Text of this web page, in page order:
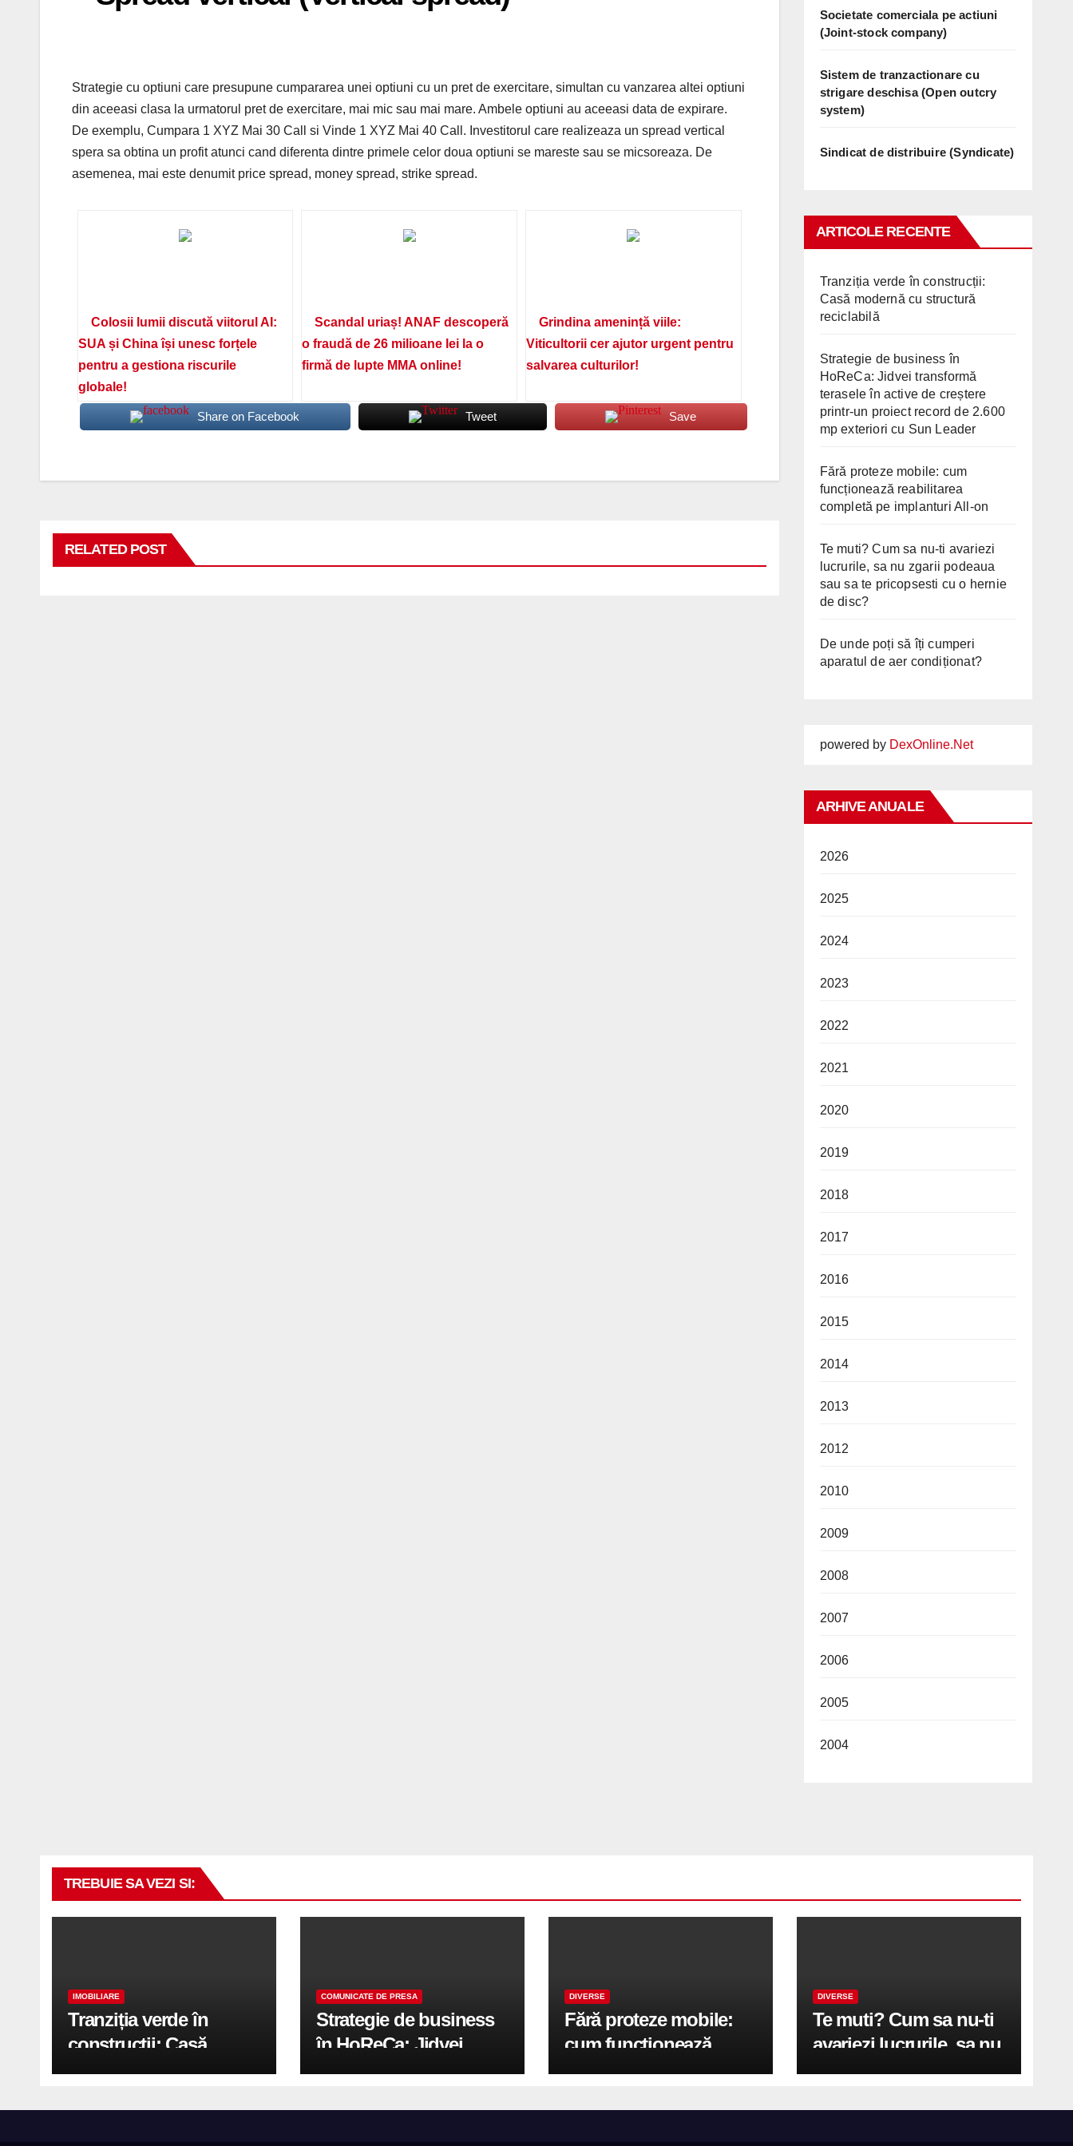
Strategie cu optiuni care presupune cumpararea unei optiuni cu un pret de exercitare, simultan cu vanzarea altei optiuni
din aceeasi clasa la urmatorul pret de exercitare, mai mic sau mai mare. Ambele optiuni au aceeasi data de expirare.
De exemplu, Cumpara 1 XYZ Mai 30 Call si Vinde 1 XYZ Mai 40 Call. Investitorul care realizeaza un spread vertical
spera sa obtina un profit atunci cand diferenta dintre primele celor doua optiuni se mareste sau se micsoreaza. De
asemenea, mai este denumit price spread, money spread, strike spread.
Colosii lumii discută viitorul AI:
SUA și China își unesc forțele
pentru a gestiona riscurile
globale!
Scandal uriaș! ANAF descoperă
o fraudă de 26 milioane lei la o
firmă de lupte MMA online!
Grindina amenință viile:
Viticultorii cer ajutor urgent pentru
salvarea culturilor!
Share on Facebook Tweet Save
RELATED POST
Societate comerciala pe actiuni
(Joint-stock company)
Sistem de tranzactionare cu
strigare deschisa (Open outcry
system)
Sindicat de distribuire (Syndicate)
ARTICOLE RECENTE
Tranziția verde în construcții:
Casă modernă cu structură
reciclabilă
Strategie de business în
HoReCa: Jidvei transformă
terasele în active de creștere
printr-un proiect record de 2.600
mp exteriori cu Sun Leader
Fără proteze mobile: cum
funcționează reabilitarea
completă pe implanturi All-on
Te muti? Cum sa nu-ti avariezi
lucrurile, sa nu zgarii podeaua
sau sa te pricopsesti cu o hernie
de disc?
De unde poți să îți cumperi
aparatul de aer condiționat?
powered by DexOnline.Net
ARHIVE ANUALE
2026
2025
2024
2023
2022
2021
2020
2019
2018
2017
2016
2015
2014
2013
2012
2010
2009
2008
2007
2006
2005
2004
TREBUIE SA VEZI SI:
IMOBILIARE
Tranziția verde în
construcții: Casă
modernă cu structură
COMUNICATE DE PRESA
Strategie de business
în HoReCa: Jidvei
transformă terasele în
DIVERSE
Fără proteze mobile:
cum funcționează
reabilitarea completă
DIVERSE
Te muti? Cum sa nu-ti
avariezi lucrurile, sa nu
zgarii podeaua sau sa